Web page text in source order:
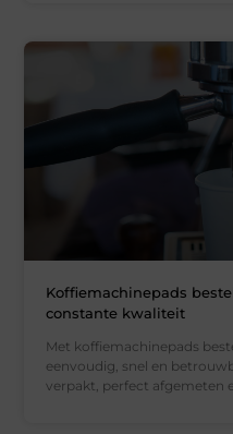
Koffiemachinepads
constante kwaliteit
Met koffiemachinepads
eenvoudig, snel en
verpakt, perfect afgemeten